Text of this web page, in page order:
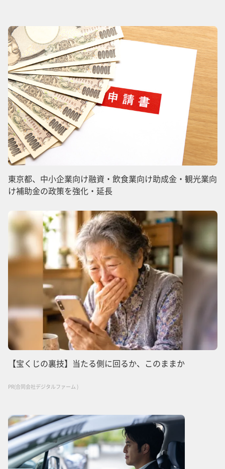
東京都、中小企業向け融資・飲食業向け助成金・観光業向
け補助金の政策を強化・延長
【宝くじの裏技】当たる側に回るか、このままか
PR(合同会社デジタルファーム )